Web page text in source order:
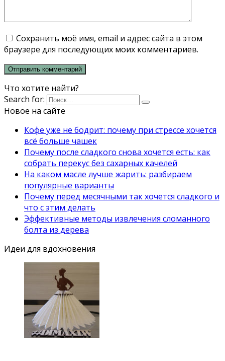
Сохранить моё имя, email и адрес сайта в этом
браузере для последующих моих комментариев.
Что хотите найти?
Search for:
Новое на сайте
Кофе уже не бодрит: почему при стрессе хочется
всё больше чашек
Почему после сладкого снова хочется есть: как
собрать перекус без сахарных качелей
На каком масле лучше жарить: разбираем
популярные варианты
Почему перед месячными так хочется сладкого и
что с этим делать
Эффективные методы извлечения сломанного
болта из дерева
Идеи для вдохновения